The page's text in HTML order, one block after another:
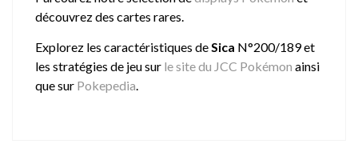
découvrez des cartes rares.
Explorez les caractéristiques deSica N°200/189 et
les stratégies de jeu sur le site du JCC Pokémon ainsi
que sur Pokepedia.